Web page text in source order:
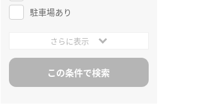
駐車場あり
さらに表示